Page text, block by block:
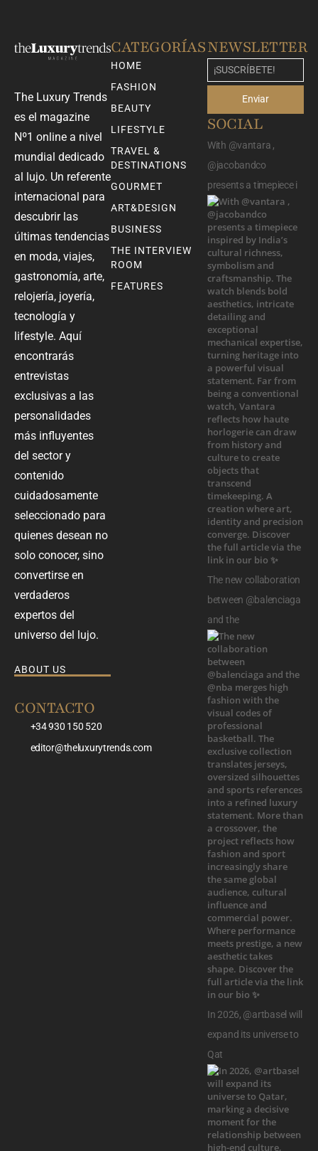
The Luxury Trends
es el magazine
Nº1 online a nivel
mundial dedicado
al lujo. Un referente
internacional para
descubrir las
últimas tendencias
en moda, viajes,
gastronomía, arte,
relojería, joyería,
tecnología y
lifestyle. Aquí
encontrarás
entrevistas
exclusivas a las
personalidades
más influyentes
del sector y
contenido
cuidadosamente
seleccionado para
quienes desean no
solo conocer, sino
convertirse en
verdaderos
expertos del
universo del lujo.
ABOUT US
CONTACTO
+34 930 150 520
editor@theluxurytrends.com
CATEGORÍAS
HOME
FASHION
BEAUTY
LIFESTYLE
TRAVEL &
DESTINATIONS
GOURMET
ART&DESIGN
BUSINESS
THE INTERVIEW
ROOM
FEATURES
NEWSLETTER
Enviar
SOCIAL
With @vantara ,
@jacobandco
presents a timepiece i
The new collaboration
between @balenciaga
and the
In 2026, @artbasel will
expand its universe to
Qat